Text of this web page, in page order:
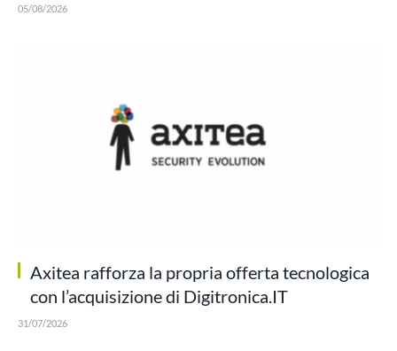
05/08/2026
Axitea rafforza la propria offerta tecnologica
con l’acquisizione di Digitronica.IT
31/07/2026